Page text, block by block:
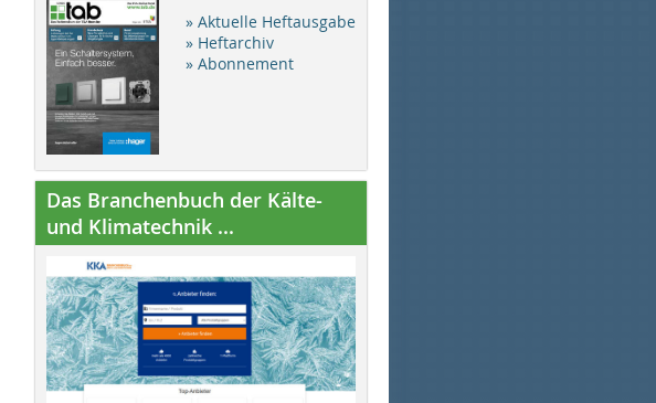
» Aktuelle Heftausgabe
» Heftarchiv
» Abonnement
Das Branchenbuch der Kälte-
und Klimatechnik ...